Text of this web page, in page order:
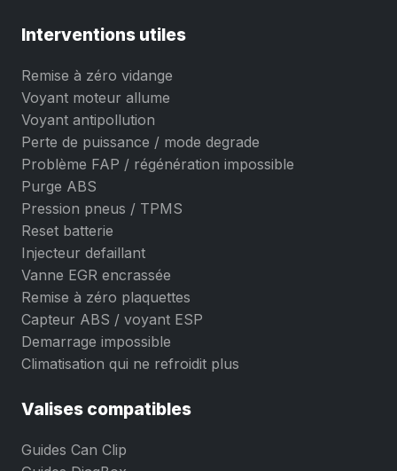
Interventions utiles
Remise à zéro vidange
Voyant moteur allume
Voyant antipollution
Perte de puissance / mode degrade
Problème FAP / régénération impossible
Purge ABS
Pression pneus / TPMS
Reset batterie
Injecteur defaillant
Vanne EGR encrassée
Remise à zéro plaquettes
Capteur ABS / voyant ESP
Demarrage impossible
Climatisation qui ne refroidit plus
Valises compatibles
Guides Can Clip